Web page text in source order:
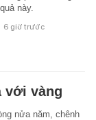
này.
6 giờ trước
với vàng
nửa năm, chênh